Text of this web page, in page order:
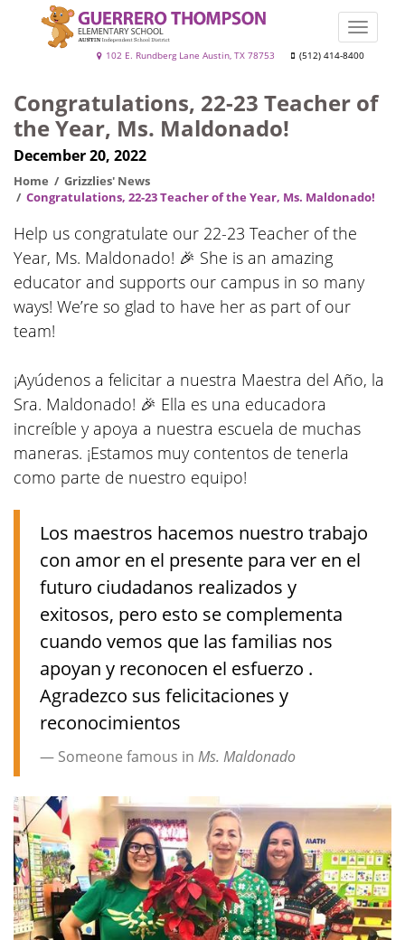
Guerrero102 E. Rundberg Lane Austin, TX 78753 (512) 414-8400
Toggle
Congratulations, 22-23 Teacher of
the Year, Ms. Maldonado!
December 20, 2022
Home
Grizzlies' News
Congratulations, 22-23 Teacher of the Year, Ms. Maldonado!
Help us congratulate our 22-23 Teacher of the
Year, Ms. Maldonado! 🎉 She is an amazing
educator and supports our campus in so many
ways! We’re so glad to have her as part of our
team!
¡Ayúdenos a felicitar a nuestra Maestra del Año, la
Sra. Maldonado! 🎉 Ella es una educadora
increíble y apoya a nuestra escuela de muchas
maneras. ¡Estamos muy contentos de tenerla
como parte de nuestro equipo!
Los maestros hacemos nuestro trabajo
con amor en el presente para ver en el
futuro ciudadanos realizados y
exitosos, pero esto se complementa
cuando vemos que las familias nos
apoyan y reconocen el esfuerzo .
Agradezco sus felicitaciones y
reconocimientos
Someone famous in Ms. Maldonado